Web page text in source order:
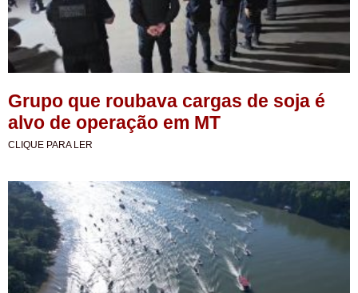
Grupo que roubava cargas de soja é
alvo de operação em MT
CLIQUE PARA LER